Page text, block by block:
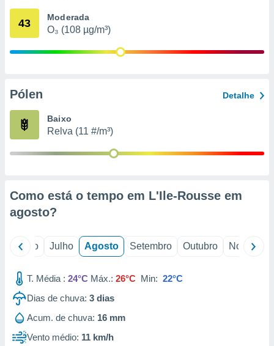
através
estudos
1199
43 Moderada
O₃ (108 µg/m³)
Pólen Detalhe
Baixo
Relva (11 #/m³)
Como está o tempo em L'Ile-Rousse em
agosto?
Junho Julho Agosto Setembro Outubro Novembro
T. Média : 24°C Máx.: 26°C Min: 22°C
Dias de chuva: 3 dias
Acum. de chuva: 16 mm
Vento médio: 11 km/h